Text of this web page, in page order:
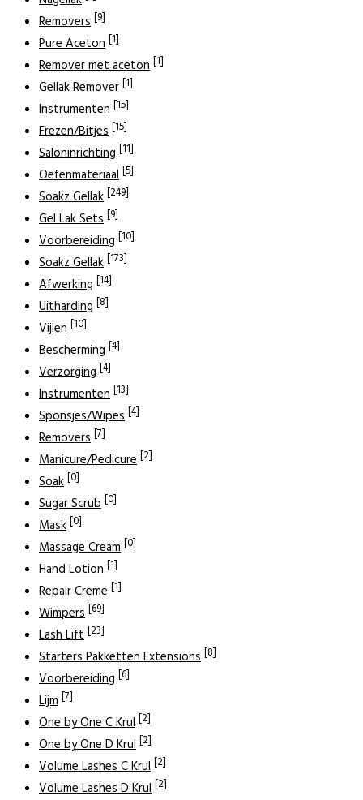
Removers [9]
Pure Aceton [1]
Remover met aceton [1]
Gellak Remover [1]
Instrumenten [15]
Frezen/Bitjes [15]
Saloninrichting [11]
Oefenmateriaal [5]
Soakz Gellak [249]
Gel Lak Sets [9]
Voorbereiding [10]
Soakz Gellak [173]
Afwerking [14]
Uitharding [8]
Vijlen [10]
Bescherming [4]
Verzorging [4]
Instrumenten [13]
Sponsjes/Wipes [4]
Removers [7]
Manicure/Pedicure [2]
Soak [0]
Sugar Scrub [0]
Mask [0]
Massage Cream [0]
Hand Lotion [1]
Repair Creme [1]
Wimpers [69]
Lash Lift [23]
Starters Pakketten Extensions [8]
Voorbereiding [6]
Lijm [7]
One by One C Krul [2]
One by One D Krul [2]
Volume Lashes C Krul [2]
Volume Lashes D Krul [2]